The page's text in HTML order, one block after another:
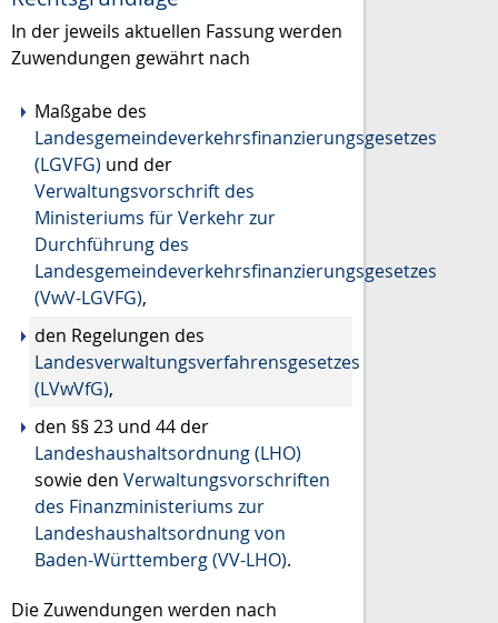
In der jeweils aktuellen Fassung werden
Zuwendungen gewährt nach
Maßgabe des
Landesgemeindeverkehrsfinanzierungsgesetzes
(LGVFG) und der
Verwaltungsvorschrift des
Ministeriums für Verkehr zur
Durchführung des
Landesgemeindeverkehrsfinanzierungsgesetzes
(VwV-LGVFG),
den Regelungen des
Landesverwaltungsverfahrensgesetzes
(LVwVfG),
den §§ 23 und 44 der
Landeshaushaltsordnung (LHO)
sowie den Verwaltungsvorschriften
des Finanzministeriums zur
Landeshaushaltsordnung von
Baden-Württemberg (VV-LHO).
Die Zuwendungen werden nach